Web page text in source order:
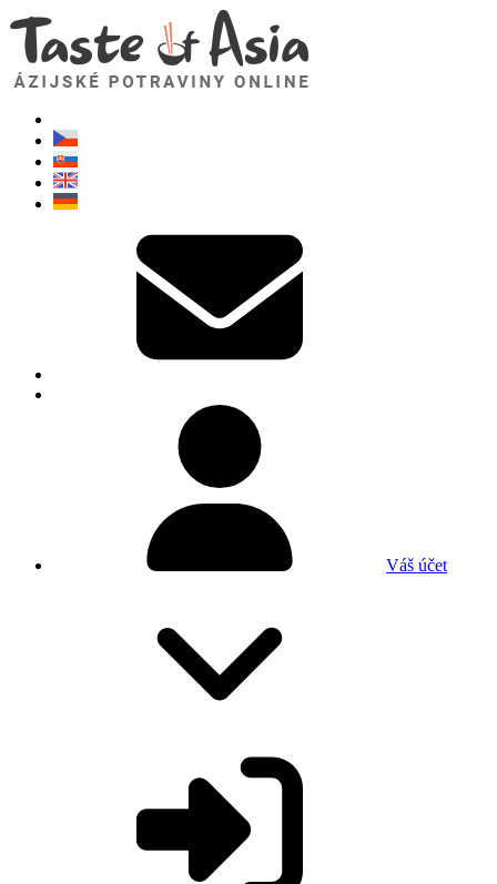
Váš účet
TasteOfAsia.sk
Neváhajte sa opýtať. Som tu pre vás!